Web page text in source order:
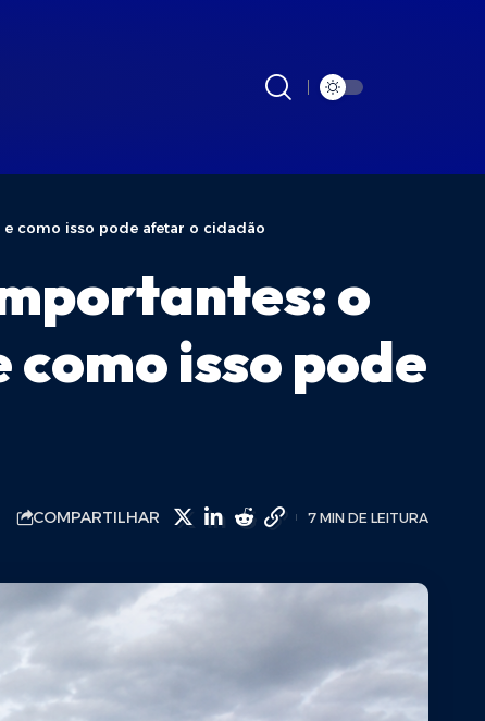
como isso pode afetar o cidadão
o
isso pode
COMPARTILHAR 7 MIN DE LEITURA